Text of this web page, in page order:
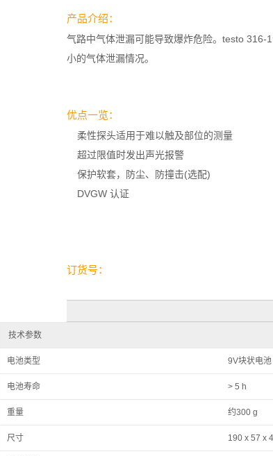
产品介绍：
气路中气体泄漏可能导致爆炸危险。testo 316-
小的气体泄漏情况。
优点一览：
柔性探头适用于难以触及部位的测量
超过限值时发出声光报警
保护软套，防尘、防撞击(选配)
DVGW 认证
订货号：
技术参数
电池类型 9V块状电池
电池寿命 > 5 h
重量 约300 g
尺寸 190 x 57 x